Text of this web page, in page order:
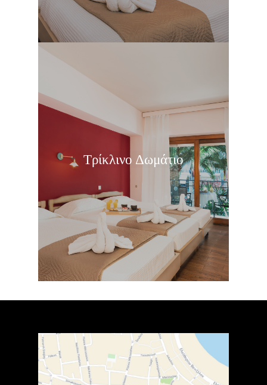
Τρίκλινο Δωμάτιο